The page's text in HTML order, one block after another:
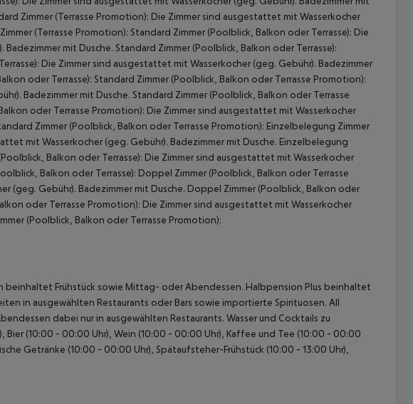
Zimmer (Terrasse Promotion): Die Zimmer sind ausgestattet mit Wasserkocher
(Terrasse Promotion): Standard Zimmer (Poolblick, Balkon oder Terrasse): Die
mit Dusche. Standard Zimmer (Poolblick, Balkon oder Terrasse):
Die Zimmer sind ausgestattet mit Wasserkocher (geg. Gebühr). Badezimmer
oder Terrasse): Standard Zimmer (Poolblick, Balkon oder Terrasse Promotion):
Badezimmer mit Dusche. Standard Zimmer (Poolblick, Balkon oder Terrasse
oder Terrasse Promotion): Die Zimmer sind ausgestattet mit Wasserkocher
Zimmer (Poolblick, Balkon oder Terrasse Promotion): Einzelbelegung Zimmer
mit Wasserkocher (geg. Gebühr). Badezimmer mit Dusche. Einzelbelegung
Balkon oder Terrasse): Die Zimmer sind ausgestattet mit Wasserkocher
Balkon oder Terrasse): Doppel Zimmer (Poolblick, Balkon oder Terrasse
(geg. Gebühr). Badezimmer mit Dusche. Doppel Zimmer (Poolblick, Balkon oder
oder Terrasse Promotion): Die Zimmer sind ausgestattet mit Wasserkocher
(Poolblick, Balkon oder Terrasse Promotion):
beinhaltet Frühstück sowie Mittag- oder Abendessen. Halbpension Plus beinhaltet
in ausgewählten Restaurants oder Bars sowie importierte Spirituosen. All
dabei nur in ausgewählten Restaurants. Wasser und Cocktails zu
(10:00 - 00:00 Uhr), Wein (10:00 - 00:00 Uhr), Kaffee und Tee (10:00 - 00:00
Getränke (10:00 - 00:00 Uhr), Spätaufsteher-Frühstück (10:00 - 13:00 Uhr),